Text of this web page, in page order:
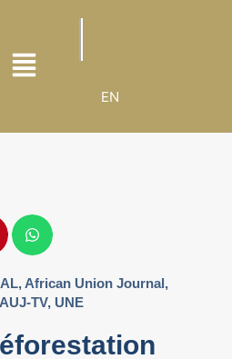
EN
, African Union Journal,
AUJ-TV, UNE